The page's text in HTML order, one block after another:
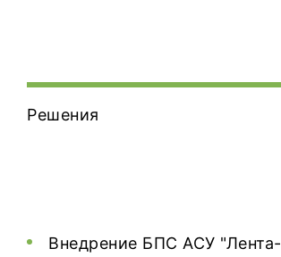
Решения
Внедрение БПС АСУ